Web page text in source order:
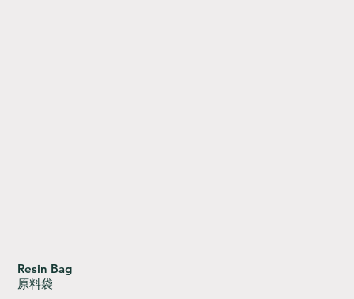
Resin Bag
原料袋